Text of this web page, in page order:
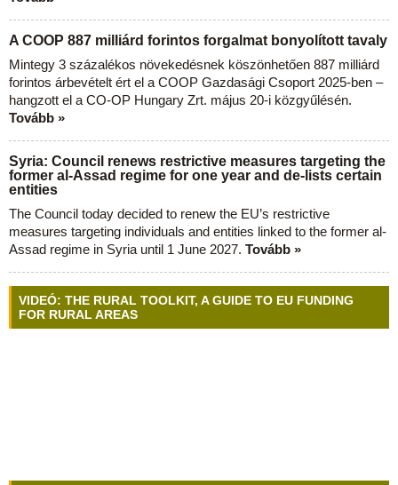
A COOP 887 milliárd forintos forgalmat bonyolított tavaly
Mintegy 3 százalékos növekedésnek köszönhetően 887 milliárd
forintos árbevételt ért el a COOP Gazdasági Csoport 2025-ben –
hangzott el a CO-OP Hungary Zrt. május 20-i közgyűlésén.
Tovább »
Syria: Council renews restrictive measures targeting the
former al-Assad regime for one year and de-lists certain
entities
The Council today decided to renew the EU’s restrictive
measures targeting individuals and entities linked to the former al-
Assad regime in Syria until 1 June 2027. Tovább »
VIDEÓ: THE RURAL TOOLKIT, A GUIDE TO EU FUNDING
FOR RURAL AREAS